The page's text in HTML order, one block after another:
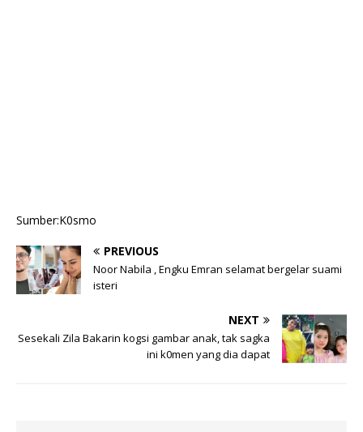
Sumber:K0smo
PREVIOUS
Noor Nabila , Engku Emran selamat bergelar suami
isteri
NEXT
Sesekali Zila Bakarin kogsi gambar anak, tak sagka
ini k0men yang dia dapat